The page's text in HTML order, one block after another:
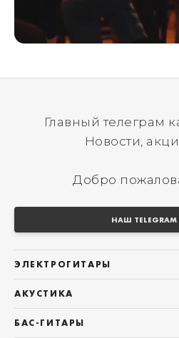
Главный телеграм
Новости,
Добро
НАШ
ЭЛЕКТРОГИТАРЫ
Telecaster
АКУСТИКА
БАС-ГИТАРЫ